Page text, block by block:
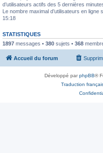
d’utilisateurs actifs des 5 dernières
Le nombre maximal d’utilisateurs en ligne
15:18
STATISTIQUES
1897 messages • 380 sujets • 368
Accueil du forum
Développé parphpBB®
Traduction